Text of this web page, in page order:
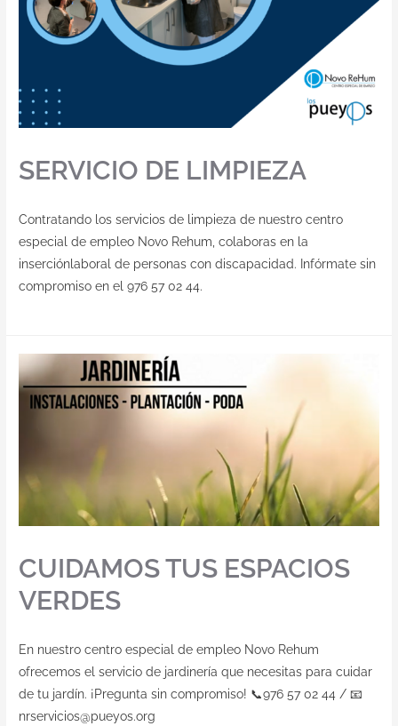
SERVICIO DE LIMPIEZA
Contratando los servicios de limpieza de nuestro centro
especial de empleo Novo Rehum, colaboras en la
inserciónlaboral de personas con discapacidad. Infórmate sin
compromiso en el 976 57 02 44.
CUIDAMOS TUS ESPACIOS
VERDES
En nuestro centro especial de empleo Novo Rehum
ofrecemos el servicio de jardinería que necesitas para cuidar
de tu jardín. ¡Pregunta sin compromiso! 📞976 57 02 44 / 📧
nrservicios@pueyos.org